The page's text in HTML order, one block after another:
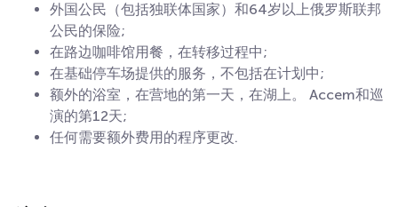
外国公民（包括独联体国家）和64岁以上俄罗斯联邦
公民的保险;
在路边咖啡馆用餐，在转移过程中;
在基础停车场提供的服务，不包括在计划中;
额外的浴室，在营地的第一天，在湖上。 Accem和巡
演的第12天;
任何需要额外费用的程序更改.